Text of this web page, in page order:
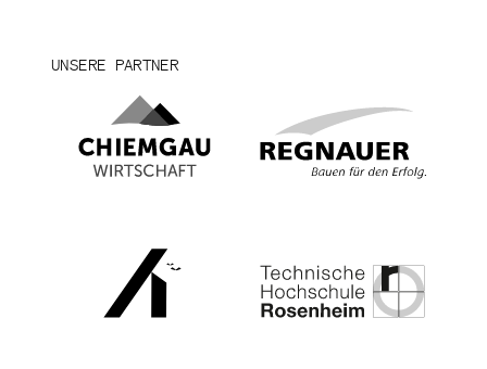
UNSERE PARTNER